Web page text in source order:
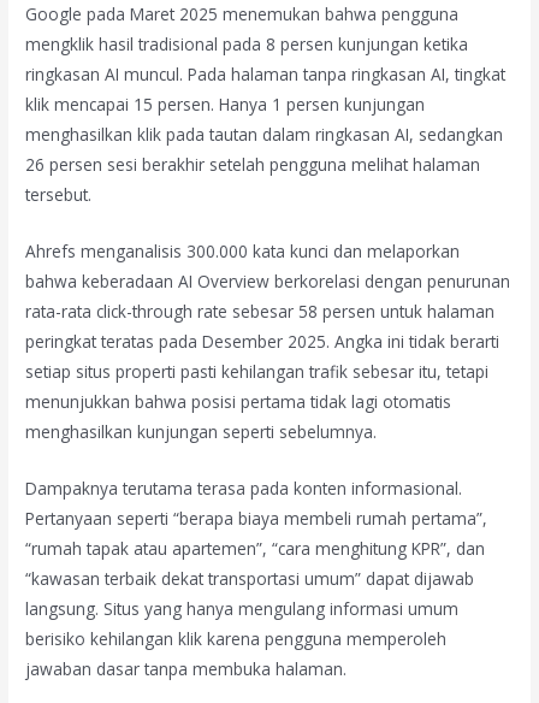
Google pada Maret 2025 menemukan bahwa pengguna
mengklik hasil tradisional pada 8 persen kunjungan ketika
ringkasan AI muncul. Pada halaman tanpa ringkasan AI, tingkat
klik mencapai 15 persen. Hanya 1 persen kunjungan
menghasilkan klik pada tautan dalam ringkasan AI, sedangkan
26 persen sesi berakhir setelah pengguna melihat halaman
tersebut.
Ahrefs menganalisis 300.000 kata kunci dan melaporkan
bahwa keberadaan AI Overview berkorelasi dengan penurunan
rata-rata click-through rate sebesar 58 persen untuk halaman
peringkat teratas pada Desember 2025. Angka ini tidak berarti
setiap situs properti pasti kehilangan trafik sebesar itu, tetapi
menunjukkan bahwa posisi pertama tidak lagi otomatis
menghasilkan kunjungan seperti sebelumnya.
Dampaknya terutama terasa pada konten informasional.
Pertanyaan seperti “berapa biaya membeli rumah pertama”,
“rumah tapak atau apartemen”, “cara menghitung KPR”, dan
“kawasan terbaik dekat transportasi umum” dapat dijawab
langsung. Situs yang hanya mengulang informasi umum
berisiko kehilangan klik karena pengguna memperoleh
jawaban dasar tanpa membuka halaman.